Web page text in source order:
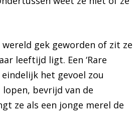
gek geworden of zit ze
leeftijd ligt. Een ‘Rare
het gevoel zou
bevrijd van de
ze als een jonge merel de